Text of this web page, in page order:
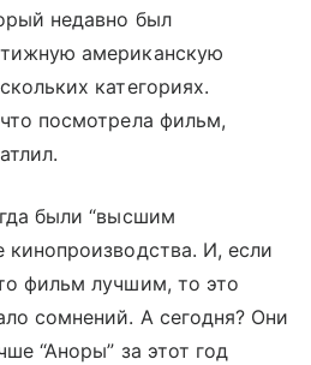
недавно был
американскую
категориях.
посмотрела фильм,
были “высшим
кинопроизводства. И, если
фильм лучшим, то это
сомнений. А сегодня? Они
“Аноры” за этот год